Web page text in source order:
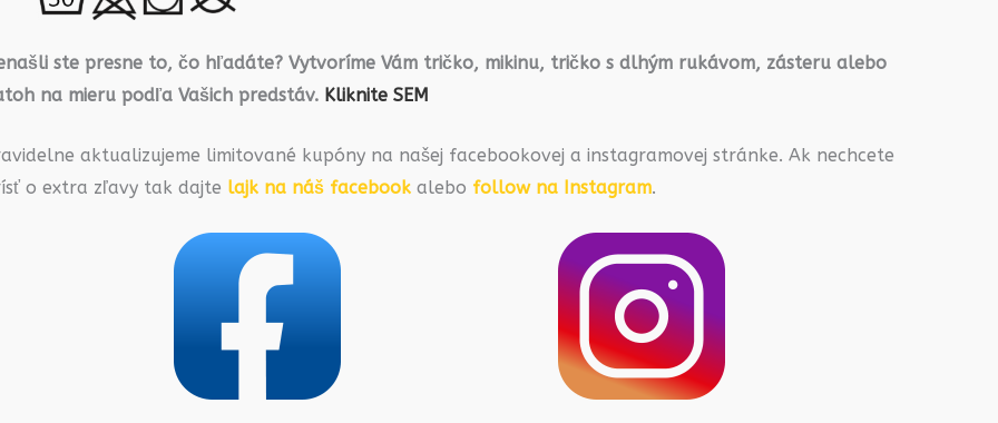
ste presne to, čo hľadáte? Vytvoríme Vám tričko, mikinu, tričko s dlhým rukávom, zásteru alebo
na mieru podľa Vašich predstáv. Kliknite SEM
aktualizujeme limitované kupóny na našej facebookovej a instagramovej stránke. Ak nechcete
o extra zľavy tak dajte lajk na náš facebook alebo follow na Instagram.